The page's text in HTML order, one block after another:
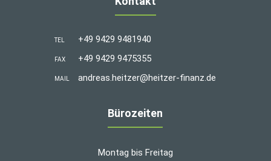
TEL +49 9429 9481940
FAX +49 9429 9475355
MAIL andreas.heitzer@heitzer-finanz.de
Bürozeiten
Montag bis Freitag